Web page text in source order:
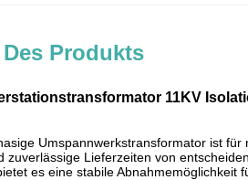
Produkts
11KV
Umspannwerkstransformator ist
zuverlässige Lieferzeiten von
es eine stabile Abnahmemöglichkeit